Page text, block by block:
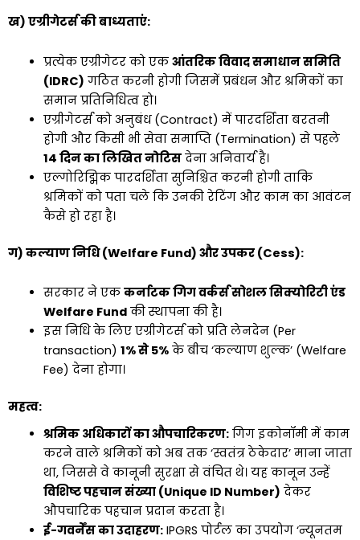
ख) एग्रीगेटर्स की बाध्यताएं:
प्रत्येक एग्रीगेटर को एक आंतरिक विवाद समाधान समिति
(IDRC) गठित करनी होगी जिसमें प्रबंधन और श्रमिकों का
समान प्रतिनिधित्व हो।
एग्रीगेटर्स को अनुबंध (Contract) में पारदर्शिता बरतनी
होगी और किसी भी सेवा समाप्ति (Termination) से पहले
14 दिन का लिखित नोटिसदेना अनिवार्य है।
एल्गोरिद्मिक पारदर्शिता सुनिश्चित करनी होगी ताकि
श्रमिकों को पता चले कि उनकी रेटिंग और काम का आवंटन
कैसे हो रहा है।
ग) कल्याण निधि (Welfare Fund) और उपकर (Cess):
सरकार ने एक कर्नाटक गिग वर्कर्स सोशल सिक्योरिटी एंड
Welfare Fundकी स्थापना की है।
इस निधि के लिए एग्रीगेटर्स को प्रति लेनदेन (Per
transaction) 1% से 5%के बीच ‘कल्याण शुल्क’ (Welfare
Fee) देना होगा।
महत्व:
श्रमिक अधिकारों का औपचारिकरण:गिग इकोनॉमी में काम
करने वाले श्रमिकों को अब तक ‘स्वतंत्र ठेकेदार’ माना जाता
था, जिससे वे कानूनी सुरक्षा से वंचित थे। यह कानून उन्हें
विशिष्ट पहचान संख्या (Unique ID Number) देकर
औपचारिक पहचान प्रदान करता है।
ई-गवर्नेंस का उदाहरण:IPGRS पोर्टल का उपयोग ‘न्यूनतम